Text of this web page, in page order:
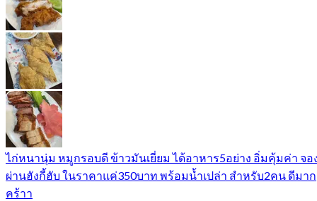
ไก่หนานุ่ม หมูกรอบดี ข้าวมันเยี่ยม ได้อาหาร5อย่าง อิ่มคุ้มค่า จอ
ผ่านฮังกี้ฮับ ในราคาแค่350บาท พร้อมน้ำเปล่า สำหรับ2คน ดีมาก
คร้าา